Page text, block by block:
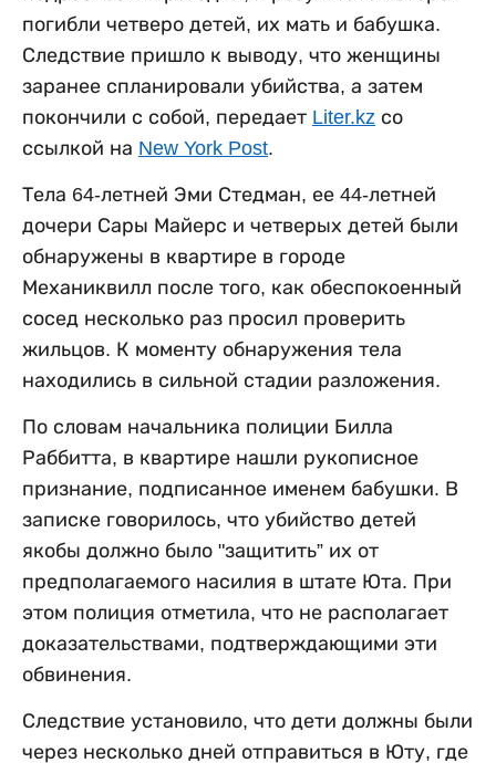
погибли четверо детей, их мать и бабушка.
Следствие пришло к выводу, что женщины
заранее спланировали убийства, а затем
покончили с собой, передает Liter.kz со
ссылкой на New York Post.
Тела 64-летней Эми Стедман, ее 44-летней
дочери Сары Майерс и четверых детей были
обнаружены в квартире в городе
Механиквилл после того, как обеспокоенный
сосед несколько раз просил проверить
жильцов. К моменту обнаружения тела
находились в сильной стадии разложения.
По словам начальника полиции Билла
Раббитта, в квартире нашли рукописное
признание, подписанное именем бабушки. В
записке говорилось, что убийство детей
якобы должно было "защитить” их от
предполагаемого насилия в штате Юта. При
этом полиция отметила, что не располагает
доказательствами, подтверждающими эти
обвинения.
Следствие установило, что дети должны были
через несколько дней отправиться в Юту, где